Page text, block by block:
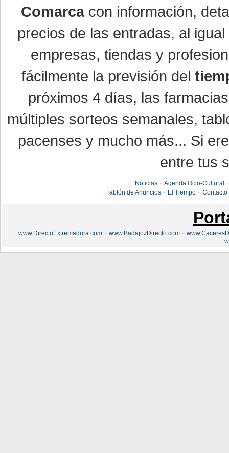
Comarcacon información,
precios de las entradas, al
empresas, tiendas y
fácilmente la previsión del
próximos 4 días, las
múltiples sorteos semanales,
pacenses y mucho más... Si
entre tus
Noticias- Agenda Ocio-Cultural
Tablón de Anuncios- El Tiempo- Contacto
www.DirectoExtremadura.com - www.BadajozDirecto.com -